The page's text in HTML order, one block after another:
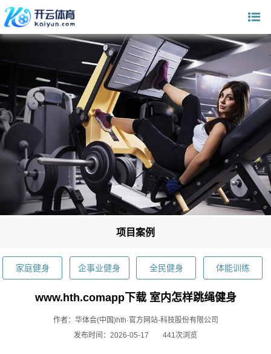
项目案例
家庭健身 企事业健身 全民健身 体能训练
www.hth.comapp下载 室内怎样跳绳健身
作者：华体会(中国)hth·官方网站-科技股份有限公司
发布时间：2026-05-17
441次浏览